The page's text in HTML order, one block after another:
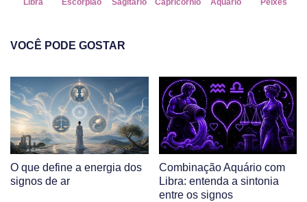
Libra Escorpião Sagitário Capricórnio Aquário Peixes
VOCÊ PODE GOSTAR
O que define a energia dos
signos de ar
Combinação Aquário com
Libra: entenda a sintonia
entre os signos